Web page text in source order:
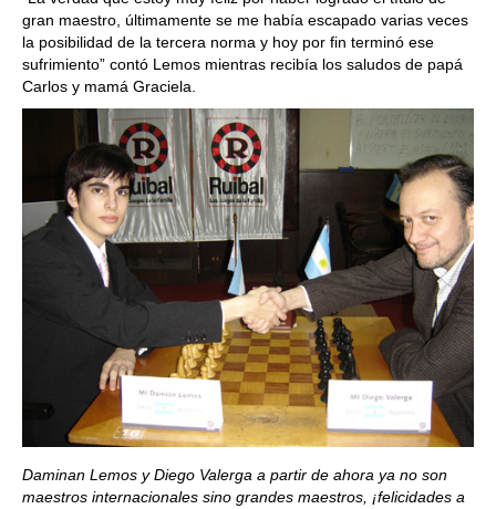
gran maestro, últimamente se me había escapado varias veces
la posibilidad de la tercera norma y hoy por fin terminó ese
sufrimiento” contó Lemos mientras recibía los saludos de papá
Carlos y mamá Graciela.
Daminan Lemos y Diego Valerga a partir de ahora ya no son
maestros internacionales sino grandes maestros, ¡felicidades a